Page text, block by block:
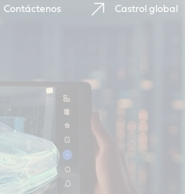
Contáctenos Castrol global